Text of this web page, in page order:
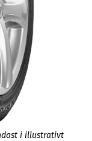
i illustrativt